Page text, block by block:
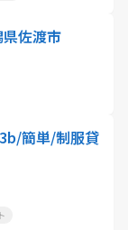
佐渡市
簡単/制服貸